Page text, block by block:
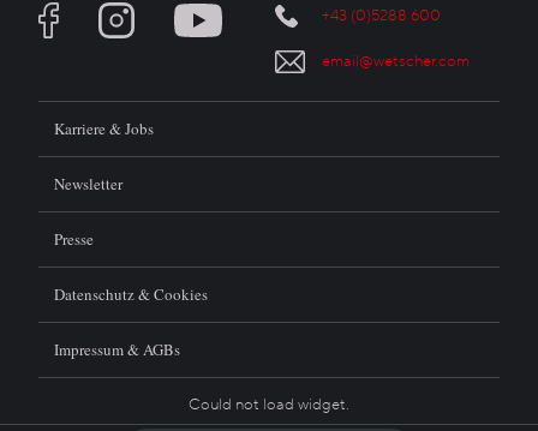
+43 (0)5288 600
email@wetscher.com
Karriere & Jobs
Newsletter
Presse
Datenschutz & Cookies
Impressum & AGBs
Could not load widget.